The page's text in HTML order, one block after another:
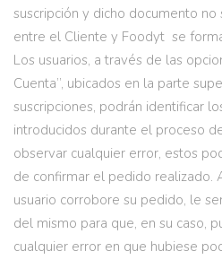
suscripción y dicho documento no
entre el Cliente y Foodyt se
Los usuarios, a través de las
Cuenta”, ubicados en la parte
suscripciones, podrán identificar
introducidos durante el proceso
observar cualquier error, estos
de confirmar el pedido realizado.
usuario corrobore su pedido, le
del mismo para que, en su caso,
cualquier error en que hubiese